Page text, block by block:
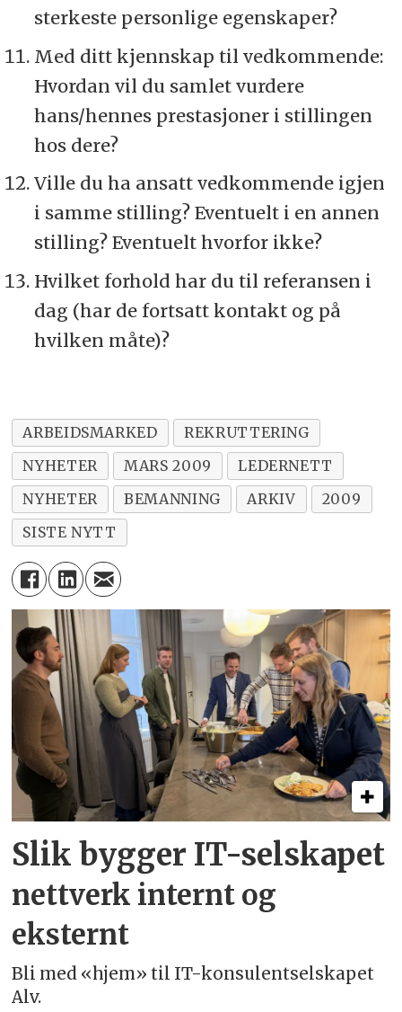
sterkeste personlige egenskaper?
Med ditt kjennskap til vedkommende:
Hvordan vil du samlet vurdere
hans/hennes prestasjoner i stillingen
hos dere?
Ville du ha ansatt vedkommende igjen
i samme stilling? Eventuelt i en annen
stilling? Eventuelt hvorfor ikke?
Hvilket forhold har du til referansen i
dag (har de fortsatt kontakt og på
hvilken måte)?
ARBEIDSMARKED
REKRUTTERING
NYHETER
MARS 2009
LEDERNETT
NYHETER
BEMANNING ARKIV
2009
SISTE NYTT
Slik bygger IT-selskapet
nettverk internt og
eksternt
Bli med «hjem» til IT-konsulentselskapet
Alv.